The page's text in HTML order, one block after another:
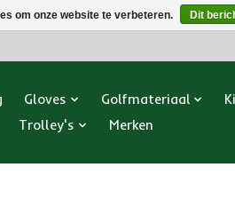
Gloves Golfmateriaal
Trolley's Merken
om onze website te verbeteren. Dit